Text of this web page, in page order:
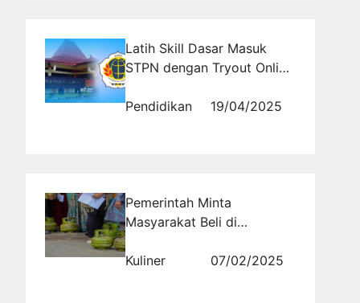
Latih Skill Dasar Masuk
STPN dengan Tryout Online
Pendidikan
19/04/2025
Pemerintah Minta
Masyarakat Beli di
Kuliner
07/02/2025